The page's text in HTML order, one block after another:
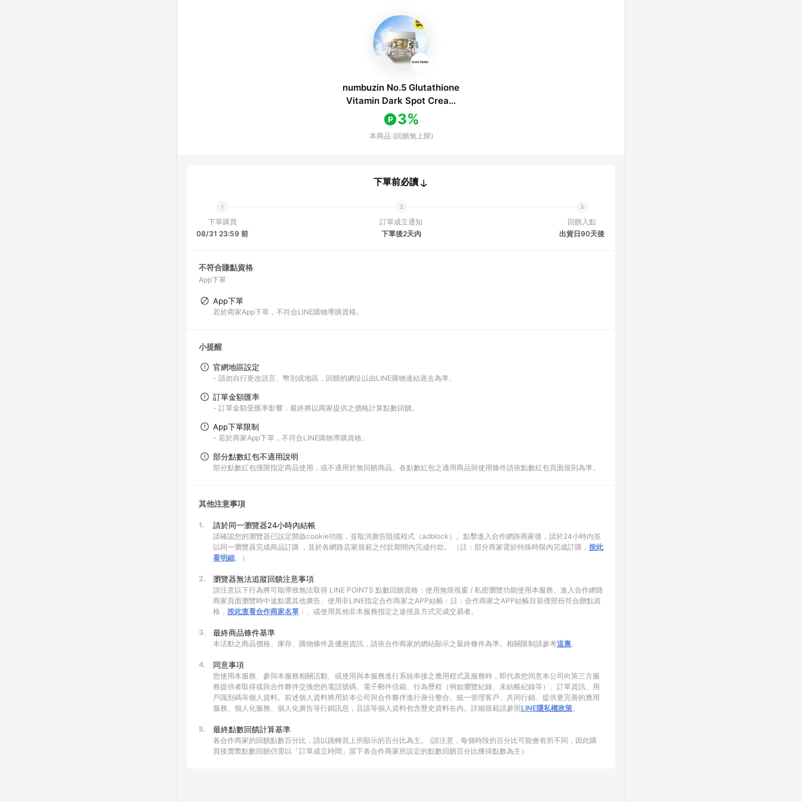
numbuzin No.5 Glutathione
Vitamin Dark Spot Cream
50ml
3%
本商品 (回饋無上限)
下單前必讀
下單購買
08/31 23:59 前
訂單成立通知
下單後2天內
回饋入點
出貨日90天後
不符合賺點資格
App下單
App下單
若於商家App下單，不符合LINE購物導購資格。
小提醒
官網地區設定
- 請勿自行更改語言、幣別或地區，回饋的網址以由LINE購物連結過去為準。
訂單金額匯率
- 訂單金額受匯率影響，最終將以商家提供之價格計算點數回饋。
App下單限制
- 若於商家App下單，不符合LINE購物導購資格。
部分點數紅包不適用說明
部分點數紅包僅限指定商品使用，或不適用於無回饋商品。各點數紅包之適用商品與使用條件請依點數紅包頁面規則為準。
其他注意事項
1. 請於同一瀏覽器24小時內結帳
請確認您的瀏覽器已設定開啟cookie功能，並取消廣告阻擋程式（adblock）。點擊進入合作網路商家後，請於24小時內並
以同一瀏覽器完成商品訂購 ，並於各網路店家規範之付款期間內完成付款。 （註：部分商家需於特殊時限內完成訂購， 按此
看明細。）
2. 瀏覽器無法追蹤回饋注意事項
請注意以下行為將可能導致無法取得 LINE POINTS 點數回饋資格：使用無痕視窗 / 私密瀏覽功能使用本服務、進入合作網路
商家頁面瀏覽時中途點選其他廣告、使用非LINE指定合作商家之APP結帳﹙註：合作商家之APP結帳目前僅部份符合贈點資
格， 按此查看合作商家名單 ﹚、或使用其他非本服務指定之途徑及方式完成交易者。
3. 最終商品條件基準
本活動之商品價格、庫存、購物條件及優惠資訊，請依合作商家的網站顯示之最終條件為準。相關限制請參考這裏。
4. 同意事項
您使用本服務、參與本服務相關活動、或使用與本服務進行系統串接之應用程式及服務時，即代表您同意本公司向第三方服
務提供者取得或與合作夥伴交換您的電話號碼、電子郵件信箱、行為歷程（例如瀏覽紀錄、未結帳紀錄等）、訂單資訊、用
戶識別碼等個人資料。前述個人資料將用於本公司與合作夥伴進行身分整合、統一管理客戶、共同行銷、提供更完善的應用
服務、個人化服務、個人化廣告等行銷訊息，且該等個人資料包含歷史資料在內。詳細規範請參照LINE隱私權政策。
5. 最終點數回饋計算基準
各合作商家的回饋點數百分比，請以跳轉頁上所顯示的百分比為主。 (請注意，每個時段的百分比可能會有所不同，因此購
買後實際點數回饋仍需以「訂單成立時間」當下各合作商家所設定的點數回饋百分比獲得點數為主）